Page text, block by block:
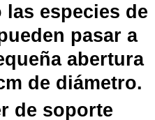
especies de
pasar a
abertura
de diámetro.
de soporte